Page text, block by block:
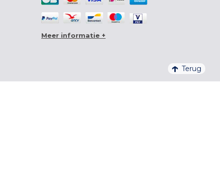
Meer informatie +
Terug